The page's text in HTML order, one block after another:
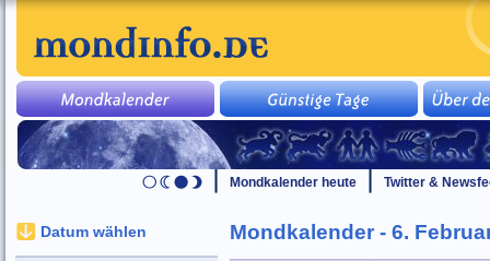
Mondkalender heute Twitter &
Mondkalender - 6.
Datum wählen